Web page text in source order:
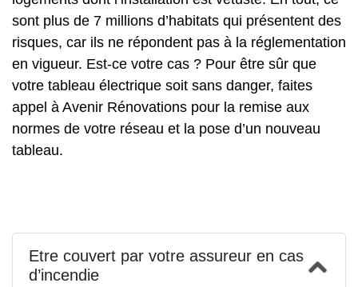
sont plus de 7 millions d’habitats qui présentent des
risques, car ils ne répondent pas à la réglementation
en vigueur. Est-ce votre cas ? Pour être sûr que
votre tableau électrique soit sans danger, faites
appel à Avenir Rénovations pour la remise aux
normes de votre réseau et la pose d’un nouveau
tableau.
Etre couvert par votre assureur en cas
d’incendie